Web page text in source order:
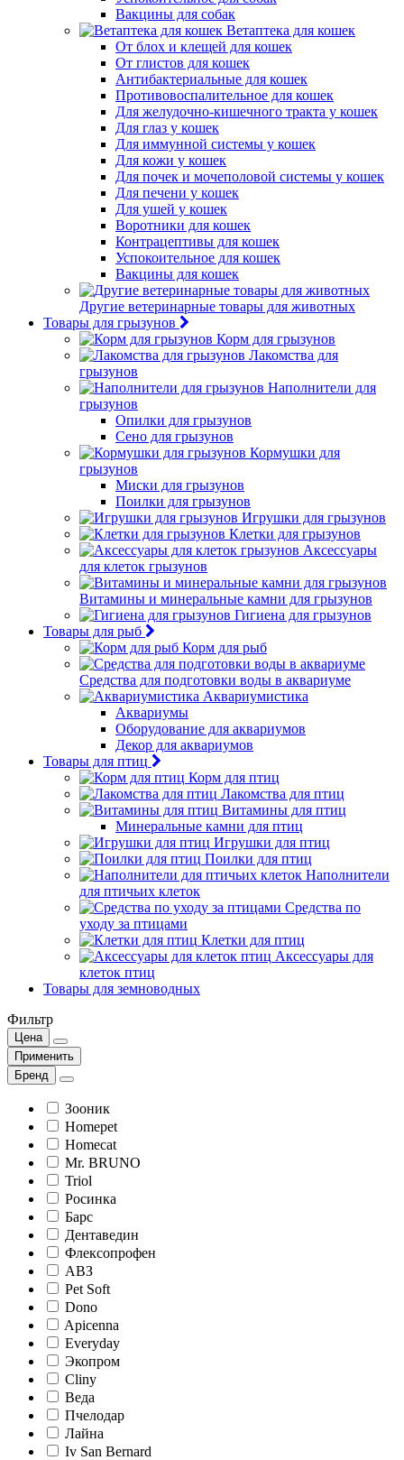
Вакцины для собак
Ветаптека для кошек
От блох и клещей для кошек
От глистов для кошек
Антибактериальные для кошек
Противовоспалительное для кошек
Для желудочно-кишечного тракта у кошек
Для глаз у кошек
Для иммунной системы у кошек
Для кожи у кошек
Для почек и мочеполовой системы у кошек
Для печени у кошек
Для ушей у кошек
Воротники для кошек
Контрацептивы для кошек
Успокоительное для кошек
Вакцины для кошек
Другие ветеринарные товары для животных
Товары для грызунов
Корм для грызунов
Лакомства для
грызунов
Наполнители для
грызунов
Опилки для грызунов
Сено для грызунов
Кормушки для
грызунов
Миски для грызунов
Поилки для грызунов
Игрушки для грызунов
Клетки для грызунов
Аксессуары
для клеток грызунов
Витамины и минеральные камни для грызунов
Гигиена для грызунов
Товары для рыб
Корм для рыб
Средства для подготовки воды в аквариуме
Аквариумистика
Аквариумы
Оборудование для аквариумов
Декор для аквариумов
Товары для птиц
Корм для птиц
Лакомства для птиц
Витамины для птиц
Минеральные камни для птиц
Игрушки для птиц
Поилки для птиц
Наполнители
для птичьих клеток
Средства по
уходу за птицами
Клетки для птиц
Аксессуары для
клеток птиц
Товары для земноводных
Фильтр
Цена
Применить
Бренд
Зооник
Homepet
Homecat
Mr. BRUNO
Triol
Росинка
Барс
Дентаведин
Флексопрофен
АВЗ
Pet Soft
Dono
Apicenna
Everyday
Экопром
Cliny
Веда
Пчелодар
Лайна
Iv San Bernard